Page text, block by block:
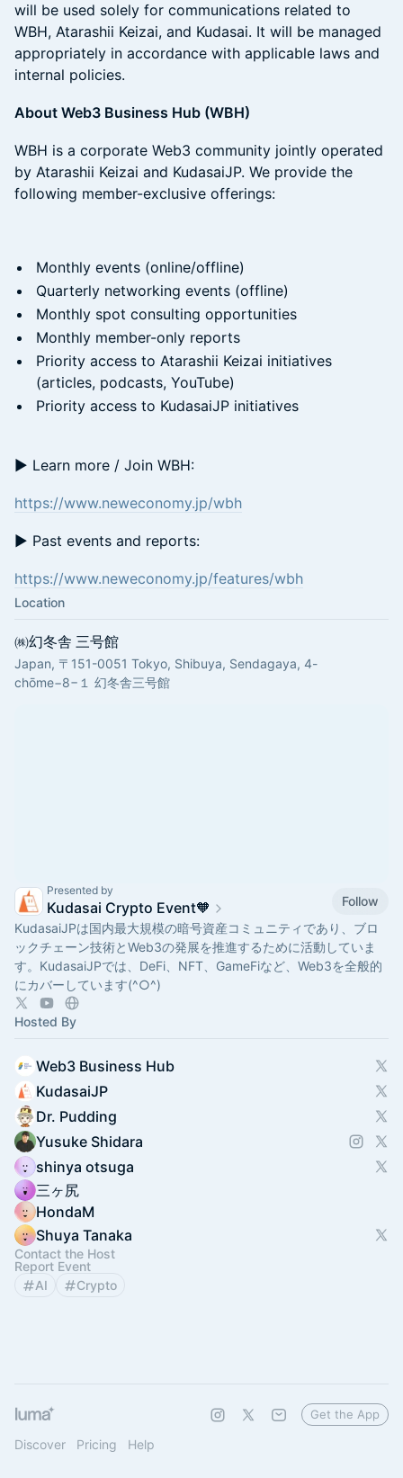
will be used solely for communications related to
WBH, Atarashii Keizai, and Kudasai. It will be managed
appropriately in accordance with applicable laws and
internal policies.
About Web3 Business Hub (WBH)
WBH is a corporate Web3 community jointly operated
by Atarashii Keizai and KudasaiJP. We provide the
following member-exclusive offerings:
Monthly events (online/offline)
Quarterly networking events (offline)
Monthly spot consulting opportunities
Monthly member-only reports
Priority access to Atarashii Keizai initiatives
(articles, podcasts, YouTube)
Priority access to KudasaiJP initiatives
▶ Learn more / Join WBH:
https://www.neweconomy.jp/wbh
▶ Past events and reports:
https://www.neweconomy.jp/features/wbh
Location
㈱幻冬舎 三号館
Japan, 〒151-0051 Tokyo, Shibuya, Sendagaya, 4-
chōme−8−１ 幻冬舎三号館
Presented by
Kudasai Crypto Event🧡
Follow
​​KudasaiJPは国内最大規模の暗号資産コミュニティであり、ブロ
ックチェーン技術とWeb3の発展を推進するために活動していま
す。KudasaiJPでは、DeFi、NFT、GameFiなど、Web3を全般的
にカバーしています​(^○^)
Hosted By
Web3 Business Hub
KudasaiJP
Dr. Pudding
Yusuke Shidara
shinya otsuga
三ヶ尻
HondaM
Shuya Tanaka
Contact the Host
Report Event
AI
Crypto
Discover Pricing Help
Get the App